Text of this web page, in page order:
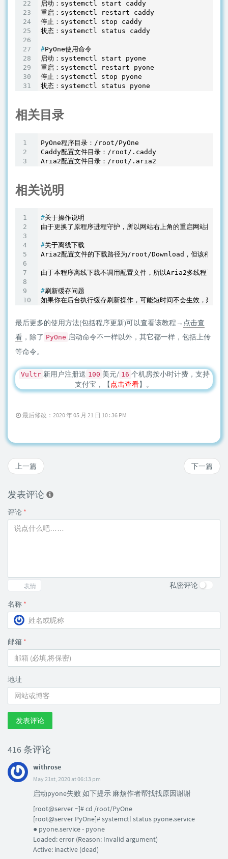
启动：systemctl start caddy
重启：systemctl restart caddy
停止：systemctl stop caddy
#PyOne使用命令
启动：systemctl start pyone
重启：systemctl restart pyone
停止：systemctl stop pyone
相关目录
PyOne程序目录：/root/PyOne
Caddy配置文件目录：/root/.caddy
相关说明
#关于操作说明
#关于离线下载
Aria2配置文件的下载路径为/root/Download，但该程序自
#刷新缓存问题
如果你在后台执行缓存刷新操作，可能短时间不会生效
最后更多的使用方法(包括程序更新)可以查看该教程→ 点击查
看 ，除了 PyOne 启动命令不一样以外，其它都一样，包括上传
等命令。
Vultr 新用户注册送 100 美元/ 16 个机房按小时计费，支持
支付宝，【点击查看】。
最后修改：2020 年 05 月 21 日 10 : 36 PM
下一篇
上一篇
发表评论
评论 *
表情 私密评论
名称 *
邮箱 *
地址
发表评论
416 条评论
withrose
May 21st, 2020 at 06:13 pm
启动pyone失败 如下提示 麻烦作者帮找找原因谢谢
[root@server ~]# cd /root/PyOne
[root@server PyOne]# systemctl status pyone.service
● pyone.service - pyone
Loaded: error (Reason: Invalid argument)
Active: inactive (dead)